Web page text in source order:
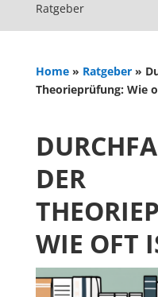
Ratgeber
Home» Ratgeber»
Theorieprüfung: Wie
DER
WIE OFT